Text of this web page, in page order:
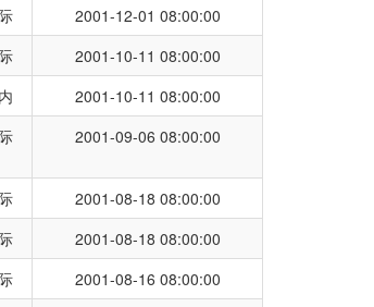
2001-12-01 08:00:00
2001-10-11 08:00:00
2001-10-11 08:00:00
2001-09-06 08:00:00
2001-08-18 08:00:00
2001-08-18 08:00:00
2001-08-16 08:00:00